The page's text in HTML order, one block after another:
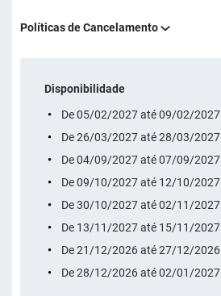
Políticas de Cancelamento
Disponibilidade
De 05/02/2027 até 09/02/2027
De 26/03/2027 até 28/03/2027
De 04/09/2027 até 07/09/2027
De 09/10/2027 até 12/10/2027
De 30/10/2027 até 02/11/2027
De 13/11/2027 até 15/11/2027
De 21/12/2026 até 27/12/2026
De 28/12/2026 até 02/01/2027